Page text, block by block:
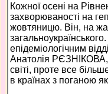
Кожної осені на
захворюваності на
жовтяницю. Він, на
епідеміологічним
Анатолія
світі, проте все
в країнах з поганою